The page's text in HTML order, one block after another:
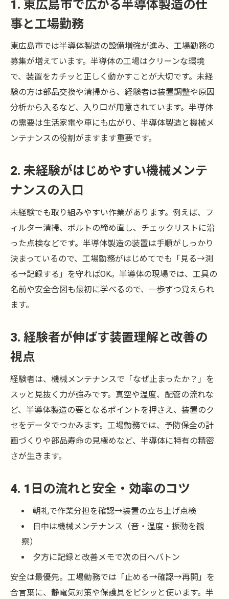
1. 東広島市で広がる半導体製造の仕
事と工場勤務
東広島市では半導体製造の設備増強が進み、工場勤務の
募集が増えています。半導体の工場はクリーンな環境
で、装置をカチッと正しく動かすことが大切です。未経
験の方は部品交換や清掃から、経験者は装置調整や原因
分析から入るなど、入り口が用意されています。半導体
の需要は生活家電や車にも広がり、半導体製造と機械メ
ンテナンスの役割がますます重要です。
2. 未経験がはじめやすい機械メンテ
ナンスの入口
未経験でも取り組みやすい作業があります。例えば、フ
ィルター清掃、ボルトの締め直し、チェックリストに沿
った点検などです。半導体製造の装置は手順がしっかり
決まっているので、工場勤務がはじめてでも「見る→測
る→記録する」を守ればOK。半導体の現場では、工具の
名前や安全合図も最初に学べるので、一歩ずつ覚えられ
ます。
3. 経験者が伸ばす装置理解と改善の
視点
経験者は、機械メンテナンスで「なぜ止まったか？」を
スッと見抜く力が強みです。真空や温度、配管の流れな
ど、半導体製造の要となるポイントを押さえ、装置のク
セをデータでつかみます。工場勤務では、予防保全の計
画づくりや部品寿命の見極めなど、半導体に特有の精密
さが生きます。
4. 1日の流れと安全・効率のコツ
朝礼で作業分担を確認→装置の立ち上げ点検
日中は機械メンテナンス（音・温度・振動を観
察）
夕方に記録と改善メモで次の日へバトン
安全は最優先。工場勤務では「止める→確認→再開」を
合言葉に、静電気対策や保護具をピシッと使います。半